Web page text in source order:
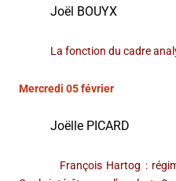
Joël BOUYX
La fonction du cadre
Mercredi 05 février
Joëlle PICARD
François Hartog :